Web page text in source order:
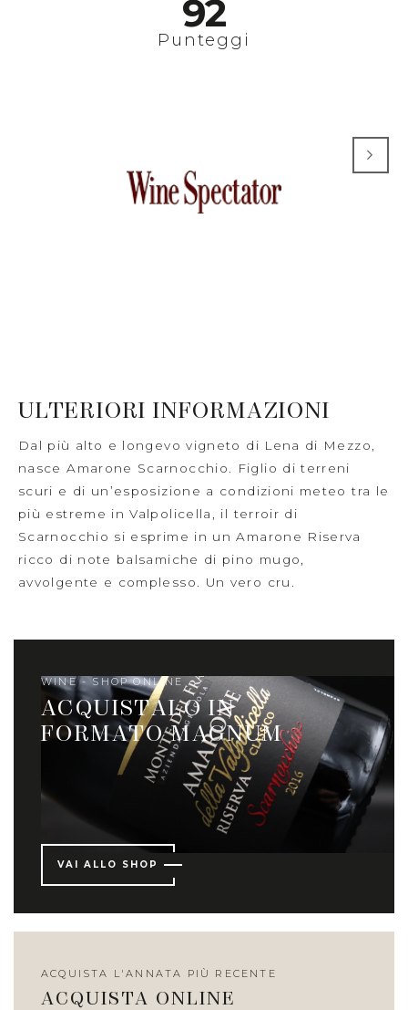
92
Punteggi
ULTERIORI INFORMAZIONI
Dal più alto e longevo vigneto di Lena di Mezzo,
nasce Amarone Scarnocchio. Figlio di terreni
scuri e di un’esposizione a condizioni meteo tra le
più estreme in Valpolicella, il terroir di
Scarnocchio si esprime in un Amarone Riserva
ricco di note balsamiche di pino mugo,
avvolgente e complesso. Un vero cru.
WINE - SHOP ONLINE
ACQUISTALO IN
FORMATO MAGNUM
VAI ALLO SHOP
ACQUISTA L'ANNATA PIÙ RECENTE
ACQUISTA ONLINE